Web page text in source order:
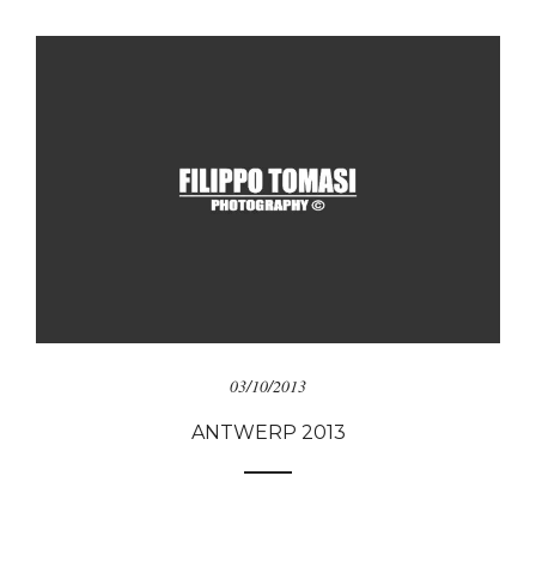
03/10/2013
ANTWERP 2013